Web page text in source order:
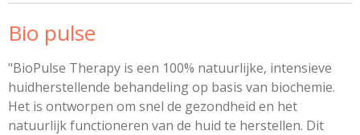
Bio pulse
"BioPulse Therapy is een 100% natuurlijke, intensieve
huidherstellende behandeling op basis van biochemie.
Het is ontworpen om snel de gezondheid en het
natuurlijk functioneren van de huid te herstellen. Dit